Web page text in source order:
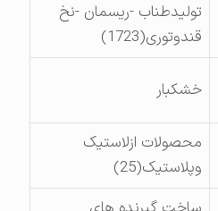
تولیدطناب -ریسمان -نخ
قندوتوری(1723)
خشکبار
محصولات ازلاستیک
وپلاستیک(25)